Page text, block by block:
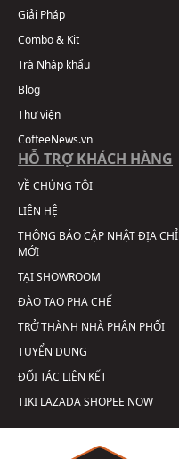
Giải Pháp
Combo & Kit
Trà Nhập khẩu
Blog
Thư viện
CoffeeNews.vn
HỖ TRỢ KHÁCH HÀNG
VỀ CHÚNG TÔI
LIÊN HỆ
THÔNG BÁO CẬP NHẬT ĐỊA CHỈ
MỚI
TẠI SHOWROOM
ĐÀO TẠO PHA CHẾ
TRỞ THÀNH NHÀ PHÂN PHỐI
TUYỂN DỤNG
ĐỐI TÁC LIÊN KẾT
TIKI LAZADASHOPEE NOW